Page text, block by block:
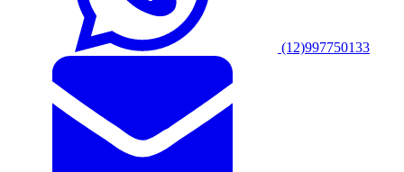
(12)997750133